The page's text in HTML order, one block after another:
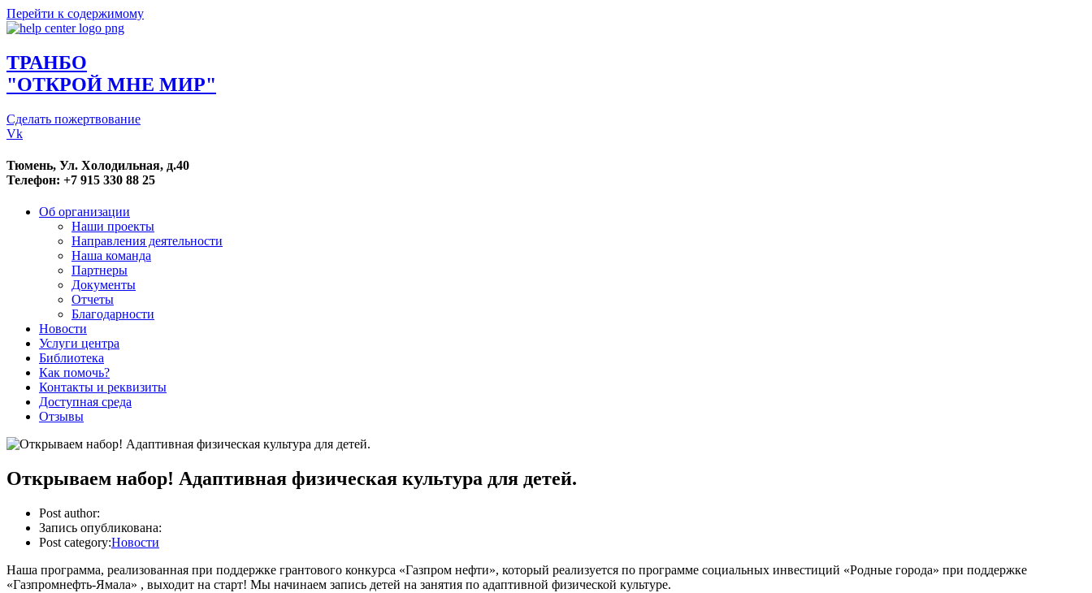
Перейти к содержимому
ТРАНБО
"ОТКРОЙ МНЕ МИР"
Сделать пожертвование
Vk
Тюмень, Ул. Холодильная, д.40
Телефон: +7 915 330 88 25
Об организации
Наши проекты
Направления деятельности
Наша команда
Партнеры
Документы
Отчеты
Благодарности
Новости
Услуги центра
Библиотека
Как помочь?
Контакты и реквизиты
Доступная среда
Отзывы
Открываем набор! Адаптивная физическая культура для детей.
Post author:
Запись опубликована:
Post category:Новости
Наша программа, реализованная при поддержке грантового конкурса «Газпром нефти», который реализуется по программе социальных инвестиций «Родные города» при поддержке
«Газпромнефть-Ямала» , выходит на старт! Мы начинаем запись детей на занятия по адаптивной физической культуре.